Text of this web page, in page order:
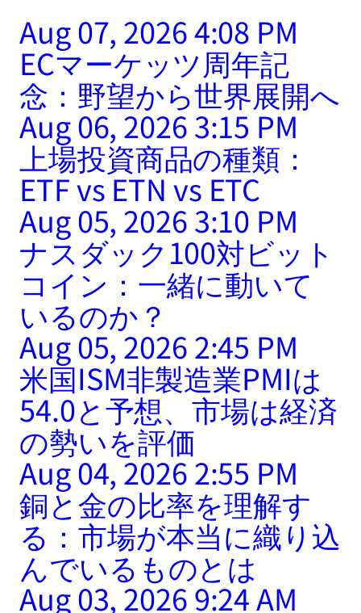
Aug 07, 2026 4:08 PM
ECマーケッツ周年記
念：野望から世界展開へ
Aug 06, 2026 3:15 PM
上場投資商品の種類：
ETF vs ETN vs ETC
Aug 05, 2026 3:10 PM
ナスダック100対ビット
コイン：一緒に動いて
いるのか？
Aug 05, 2026 2:45 PM
米国ISM非製造業PMIは
54.0と予想、市場は経済
の勢いを評価
Aug 04, 2026 2:55 PM
銅と金の比率を理解す
る：市場が本当に織り込
んでいるものとは
Aug 03, 2026 9:24 AM